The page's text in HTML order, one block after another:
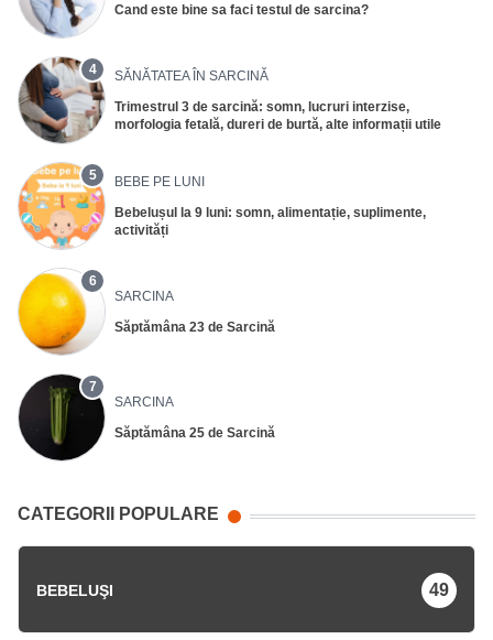
Cand este bine sa faci testul de sarcina?
4
SĂNĂTATEA ÎN SARCINĂ
Trimestrul 3 de sarcină: somn, lucruri interzise,
morfologia fetală, dureri de burtă, alte informații utile
5
BEBE PE LUNI
Bebelușul la 9 luni: somn, alimentație, suplimente,
activități
6
SARCINA
Săptămâna 23 de Sarcină
7
SARCINA
Săptămâna 25 de Sarcină
CATEGORII POPULARE
BEBELUŞI 49